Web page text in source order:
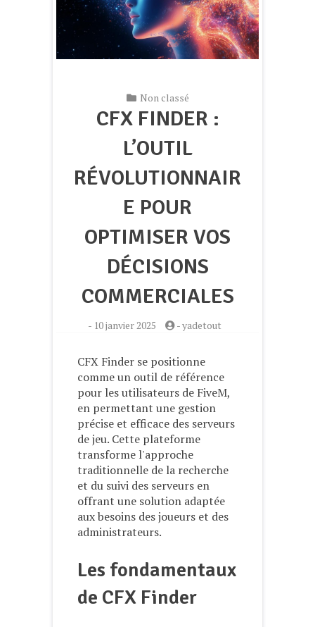
Non classé
CFX FINDER :
L’OUTIL
RÉVOLUTIONNAIR
E POUR
OPTIMISER VOS
DÉCISIONS
COMMERCIALES
- 10 janvier 2025 -yadetout
CFX Finder se positionne
comme un outil de référence
pour les utilisateurs de FiveM,
en permettant une gestion
précise et efficace des serveurs
de jeu. Cette plateforme
transforme l'approche
traditionnelle de la recherche
et du suivi des serveurs en
offrant une solution adaptée
aux besoins des joueurs et des
administrateurs.
Les fondamentaux
de CFX Finder